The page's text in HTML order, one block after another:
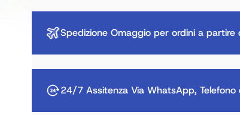
Spedizione Omaggio per ordini a partire
24/7 Assitenza Via WhatsApp, Telefono